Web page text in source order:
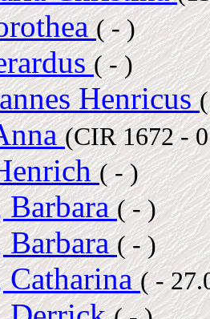
( - )
( - )
Henricus
(CIR 1672 -
( - )
Barbara( - )
Barbara( - )
Catharina( -